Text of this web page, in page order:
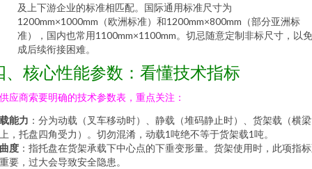
及上下游企业的标准相匹配。国际通用标准尺寸为
1200mm×1000mm（欧洲标准）和1200mm×800mm（部分亚洲标
准），国内也常用1100mm×1100mm。切忌随意定制非标尺寸，以
成后续衔接困难。
、核心性能参数：看懂技术指标
应商索要明确的技术参数表，重点关注：
能力 ：分为动载（叉车移动时）、静载（堆码静止时）、货架载（横
，托盘四角受力）。切勿混淆，动载1吨绝不等于货架载1吨。
度 ：指托盘在货架承载下中心点的下垂变形量。货架使用时，此项指
要，过大会导致安全隐患。